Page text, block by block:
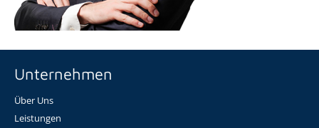
Unternehmen
Über Uns
Leistungen